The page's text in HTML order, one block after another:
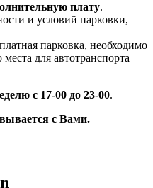
плату.
и условий парковки,
парковка, необходимо
для автотранспорта
с 17-00 до 23-00.
с Вами.